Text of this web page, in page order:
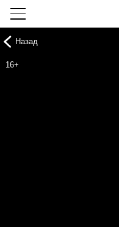
Назад
16+